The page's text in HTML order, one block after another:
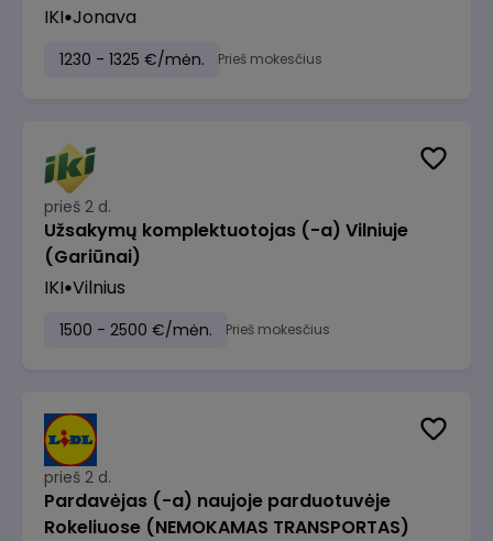
IKI Jonava
1230 - 1325 €/mėn. Prieš mokesčius
prieš 2 d.
Užsakymų komplektuotojas (-a) Vilniuje
(Gariūnai)
IKI Vilnius
1500 - 2500 €/mėn. Prieš mokesčius
prieš 2 d.
Pardavėjas (-a) naujoje parduotuvėje
Rokeliuose (NEMOKAMAS TRANSPORTAS)